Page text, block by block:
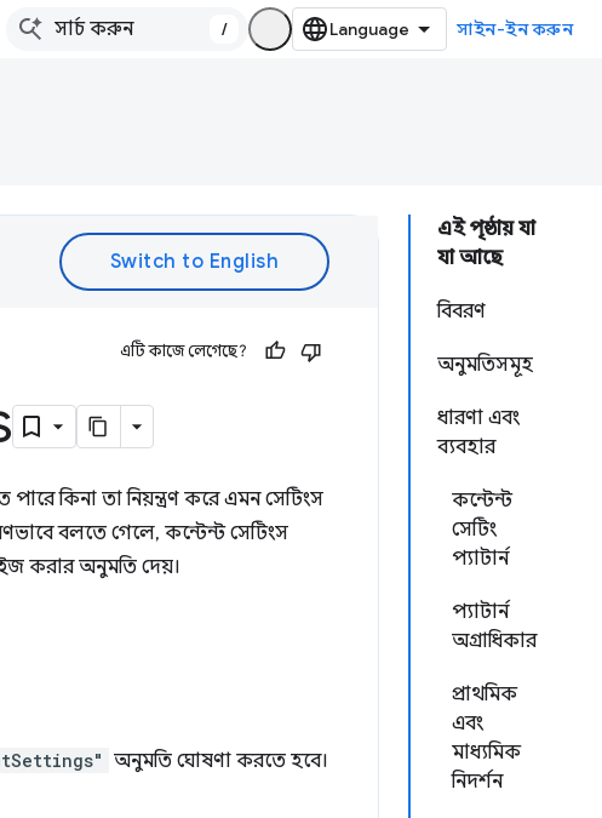
/ সাইন-ইন করুন
এই পৃষ্ঠায় যা
যা আছে
বিবরণ
অনুমতিসমূহ
ধারণা এবং
ব্যবহার
কন্টেন্ট
সেটিং
প্যাটার্ন
প্যাটার্ন
অগ্রাধিকার
প্রাথমিক
এবং
মাধ্যমিক
নিদর্শন
এটি কাজে লেগেছে?
কিনা তা নিয়ন্ত্রণ করে এমন সেটিংস
বলতে গেলে, কন্টেন্ট সেটিংস
করার অনুমতি দেয়।
অনুমতি ঘোষণা করতে হবে।